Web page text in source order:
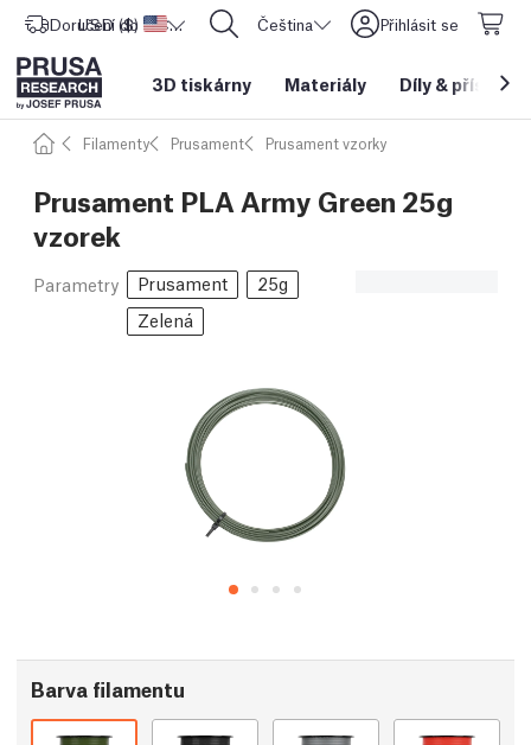
Doručení do Spojené státy americké
USD ($) CORE One L: Nyní skladem! Čeština Přihlásit se
3D tiskárny Materiály Díly &
Filamenty Prusament Prusament vzorky
Prusament PLA Army Green 25g
vzorek
Parametry Prusament
25g
Zelená
Barva filamentu